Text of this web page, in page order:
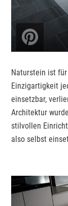
Naturstein ist
Einzigartigkeit
einsetzbar,
Architektur
stilvollen
also selbst